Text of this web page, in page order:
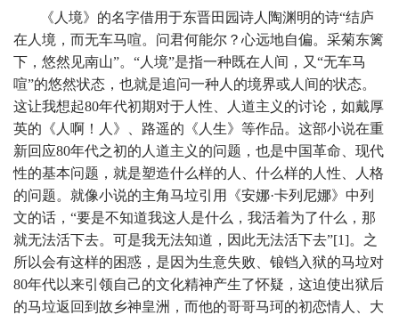
《人境》的名字借用于东晋田园诗人陶渊明的诗“结庐
在人境，而无车马喧。问君何能尔？心远地自偏。采菊东篱
下，悠然见南山”。“人境”是指一种既在人间，又“无车马
喧”的悠然状态，也就是追问一种人的境界或人间的状态。
这让我想起80年代初期对于人性、人道主义的讨论，如戴厚
英的《人啊！人》、路遥的《人生》等作品。这部小说在重
新回应80年代之初的人道主义的问题，也是中国革命、现代
性的基本问题，就是塑造什么样的人、什么样的人性、人格
的问题。就像小说的主角马垃引用《安娜·卡列尼娜》中列
文的话，“要是不知道我这人是什么，我活着为了什么，那
就无法活下去。可是我无法知道，因此无法活下去”[1]。之
所以会有这样的困惑，是因为生意失败、锒铛入狱的马垃对
80年代以来引领自己的文化精神产生了怀疑，这迫使出狱后
的马垃返回到故乡神皇洲，而他的哥哥马珂的初恋情人、大